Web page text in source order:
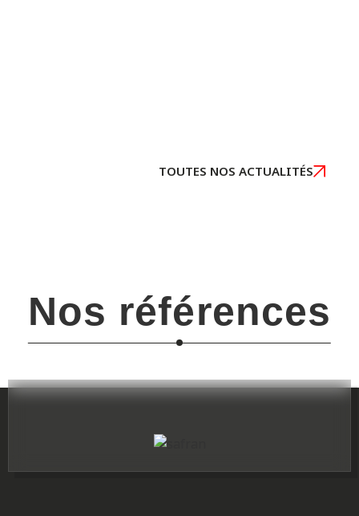
TOUTES NOS ACTUALITÉS
Nos références